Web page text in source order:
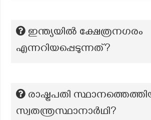
ഇന്ത്യയിൽ ക്ഷേത്രനഗരം
എന്നറിയപ്പെടുന്നത്?
രാഷ്ട്രപതി
സ്വതന്ത്രസ്ഥാനാർഥി?